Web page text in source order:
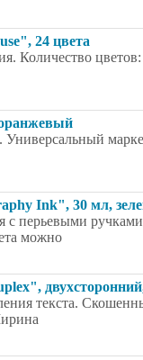
24 цвета
Количество
Ink", 30 мл,
с перьевыми
можно
текста.